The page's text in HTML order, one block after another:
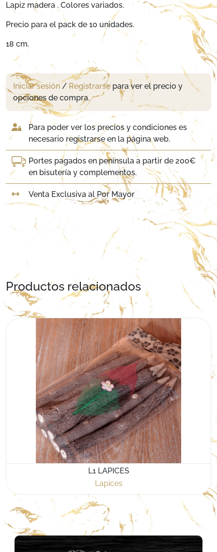
Lapiz madera . Colores variados.
Precio para el pack de 10 unidades.
18 cm.
Iniciar sesión/ Registrarse para ver el precio y
opciones de compra.
Para poder ver los precios y condiciones es
necesario registrarse en la página web.
Portes pagados en península a partir de 200€
en bisutería y complementos.
Venta Exclusiva al Por Mayor
Productos relacionados
L1 LAPICES
Lapices